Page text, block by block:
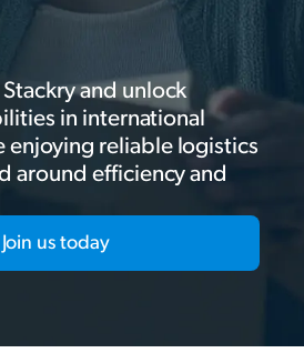
and unlock
in international
reliable logistics
around efficiency and
Join us today